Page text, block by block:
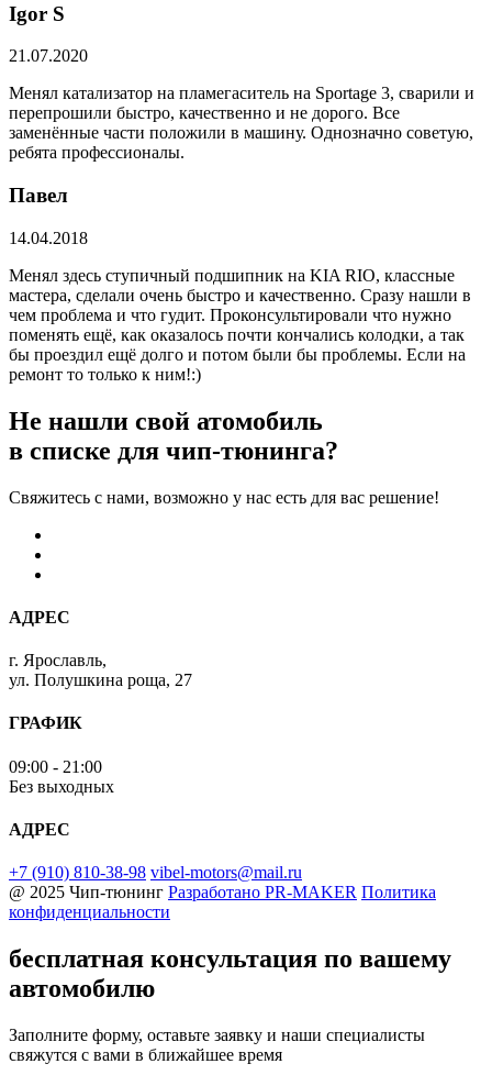
​Igor S
21.07.2020
Менял катализатор на пламегаситель на Sportage 3, сварили и
перепрошили быстро, качественно и не дорого. Все
заменённые части положили в машину. Однозначно советую,
ребята профессионалы.
Павел
14.04.2018
Менял здесь ступичный подшипник на KIA RIO, классные
мастера, сделали очень быстро и качественно. Сразу нашли в
чем проблема и что гудит. Проконсультировали что нужно
поменять ещё, как оказалось почти кончались колодки, а так
бы проездил ещё долго и потом были бы проблемы. Если на
ремонт то только к ним!:)
Не нашли свой атомобиль
в списке для чип-тюнинга?
Свяжитесь с нами, возможно у нас есть для вас решение!
АДРЕС
г. Ярославль,
ул. Полушкина роща, 27
ГРАФИК
09:00 - 21:00
Без выходных
АДРЕС
+7 (910) 810-38-98 vibel-motors@mail.ru
@ 2025 Чип-тюнинг Разработано PR-MAKER Политика
конфиденциальности
бесплатная консультация по вашему
автомобилю
Заполните форму, оставьте заявку и наши специалисты
свяжутся с вами в ближайшее время